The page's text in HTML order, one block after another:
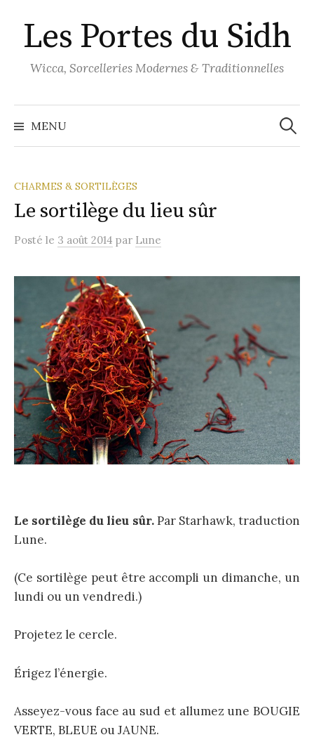
au
contenu
Les Portes du Sidh
Wicca, Sorcelleries Modernes & Traditionnelles
MENU
CHARMES & SORTILÈGES
Le sortilège du lieu sûr
Posté le 3 août 2014 par Lune
Le sortilège du lieu sûr.Par Starhawk, traduction
Lune.
(Ce sortilège peut être accompli un dimanche, un
lundi ou un vendredi.)
Projetez le cercle.
Érigez l’énergie.
Asseyez-vous face au sud et allumez une BOUGIE
VERTE, BLEUE ou JAUNE.